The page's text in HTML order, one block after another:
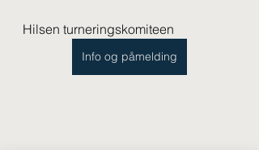
Hilsen turneringskomiteen
Info og påmelding